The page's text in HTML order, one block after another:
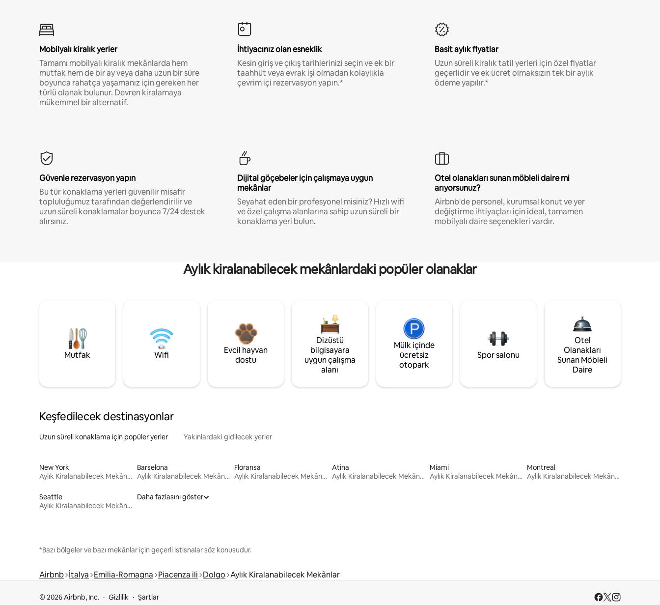
Mobilyalı kiralık yerler
Tamamı mobilyalı kiralık mekânlarda hem
mutfak hem de bir ay veya daha uzun bir süre
boyunca rahatça yaşamanız için gereken her
türlü olanak bulunur. Devren kiralamaya
mükemmel bir alternatif.
İhtiyacınız olan esneklik
Kesin giriş ve çıkış tarihlerinizi seçin ve ek bir
taahhüt veya evrak işi olmadan kolaylıkla
çevrim içi rezervasyon yapın.*
Basit aylık fiyatlar
Uzun süreli kiralık tatil yerleri için özel fiyatlar
geçerlidir ve ek ücret olmaksızın tek bir aylık
ödeme yapılır.*
Güvenle rezervasyon yapın
Bu tür konaklama yerleri güvenilir misafir
topluluğumuz tarafından değerlendirilir ve
uzun süreli konaklamalar boyunca 7/24 destek
alırsınız.
Dijital göçebeler için çalışmaya uygun
mekânlar
Seyahat eden bir profesyonel misiniz? Hızlı wifi
ve özel çalışma alanlarına sahip uzun süreli bir
konaklama yeri bulun.
Otel olanakları sunan möbleli daire mi
arıyorsunuz?
Airbnb'de personel, kurumsal konut ve yer
değiştirme ihtiyaçları için ideal, tamamen
mobilyalı daire seçenekleri vardır.
Aylık kiralanabilecek mekânlardaki popüler olanaklar
Mutfak Wifi
Evcil hayvan
dostu
Dizüstü
bilgisayara
uygun çalışma
alanı
Mülk içinde
ücretsiz
otopark
Spor salonu
Otel
Olanakları
Sunan Möbleli
Daire
Keşfedilecek destinasyonlar
Uzun süreli konaklama için popüler yerler Yakınlardaki gidilecek yerler
New York
Aylık Kiralanabilecek Mekânlar
Barselona
Aylık Kiralanabilecek Mekânlar
Floransa
Aylık Kiralanabilecek Mekânlar
Atina
Aylık Kiralanabilecek Mekânlar
Miami
Aylık Kiralanabilecek Mekânlar
Montreal
Aylık Kiralanabilecek Mekânlar
Seattle
Aylık Kiralanabilecek Mekânlar
Daha fazlasını göster
*Bazı bölgeler ve bazı mekânlar için geçerli istisnalar söz konusudur.
Airbnb İtalya Emilia-Romagna Piacenza ili Dolgo Aylık Kiralanabilecek Mekânlar
© 2026 Airbnb, Inc. Gizlilik Şartlar